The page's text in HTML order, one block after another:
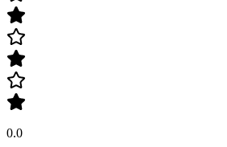
0.0